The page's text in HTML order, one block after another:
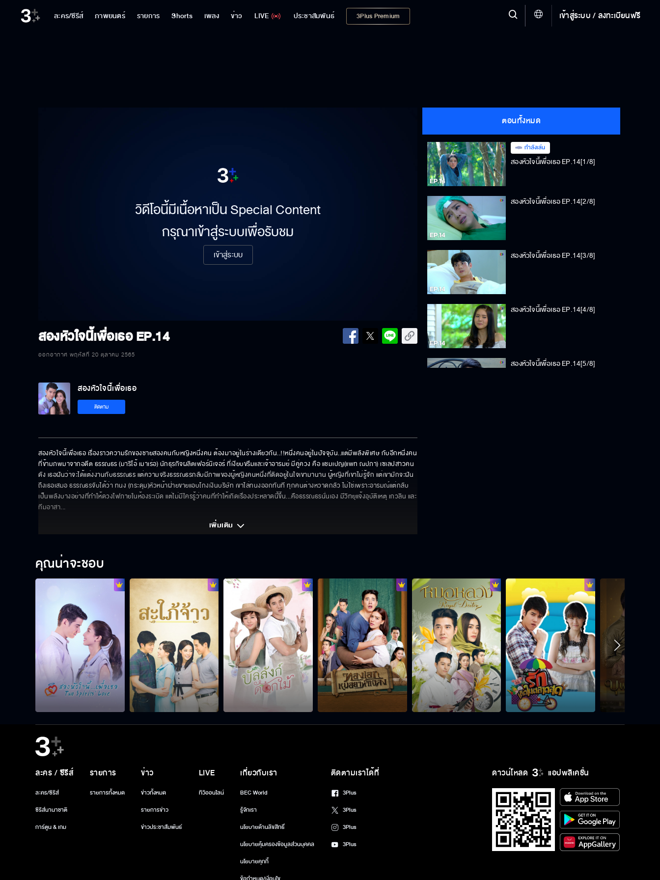
ละคร/ซีรีส์ ภาพยนตร์ รายการ Shorts เพลง ข่าว LIVE ประชาสัมพันธ์ 3Plus Premium เข้าสู่ระบบ / ลงทะเบียนฟรี
วิดีโอนี้มีเนื้อหาเป็น Special Content
กรุณาเข้าสู่ระบบเพื่อรับชม
เข้าสู่ระบบ
สองหัวใจนี้เพื่อเธอEP.14
ออกอากาศ พฤหัสที่ 20 ตุลาคม 2565
ตอนทั้งหมด
กำลังเล่น
สองหัวใจนี้เพื่อเธอ EP.14[1/8]
สองหัวใจนี้เพื่อเธอ EP.14[2/8]
สองหัวใจนี้เพื่อเธอ EP.14[3/8]
สองหัวใจนี้เพื่อเธอ EP.14[4/8]
สองหัวใจนี้เพื่อเธอ EP.14[5/8]
สองหัวใจนี้เพื่อเธอ
ติดตาม
สองหัวใจนี้เพื่อเธอ เรื่องราวความรักของชายสองคนกับหญิงหนึ่งคน ต้องมาอยู่ในร่างเดียวกัน..!!หนึ่งคนอยู่ในปัจจุบัน..แต่มีพลังพิเศษ กับอีกหนึ่งคน
ที่ข้ามภพมาจากอดีต ธรรณธร (มาริโอ้ เมาเร่อ) นักธุรกิจผลิตเฟอร์นิเจอร์ ที่เงียบขรึมและเจ้าอารมย์ มีคู่ควง คือ แชมเปญ(แพท ณปภา) เซเลปสาวคน
ดัง เธอฝันว่าจะได้แต่งงานกับธรรณธร แต่ความจริงธรรณธรกลับมีภาพของผู้หญิงคนหนึ่งที่ติดอยู่ในใจเขามานาน ผู้หญิงที่เขาไม่รู้จัก แต่เขามักจะฝัน
ถึงเธอเสมอ ธรรณธรจับได้ว่า ทนง (กระดุม)หัวหน้าฝ่ายขายแอบโกงเงินบริษัท เขาไล่ทนงออกทันที ทุกคนต่างหวาดกลัว ไม่ใช่เพราะอารมณ์แต่กลับ
เป็นพลังบางอย่างที่ทำให้ดวงไฟภายในห้องระเบิด แต่ไม่มีใครรู้ว่าคนที่ทำให้เกิดเรื่องประหลาดนี้ขึ้น...คือธรรณธรนั่นเอง มีวิทยุแจ้งอุบัติเหตุ เกวลิน และ
ทีมอาสา...
เพิ่มเติม
คุณน่าจะชอบ
ดาวน์โหลด แอปพลิเคชั่น
ละคร / ซีรีส์
ละคร/ซีรีส์
ซีรีส์นานาชาติ
การ์ตูน & เกม
รายการ
รายการทั้งหมด
ข่าว
ข่าวทั้งหมด
รายการข่าว
ข่าวประชาสัมพันธ์
LIVE
ทีวีออนไลน์
เกี่ยวกับเรา
BEC World
รู้จักเรา
นโยบายด้านลิขสิทธิ์
นโยบายคุ้มครองข้อมูลส่วนบุคคล
นโยบายคุกกี้
ติดตามเราได้ที่
3Plus
3Plus
3Plus
3Plus